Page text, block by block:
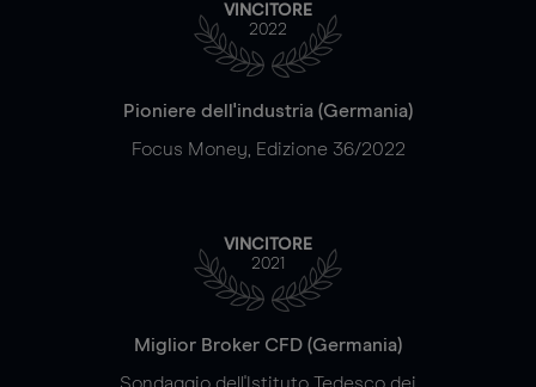
VINCITORE
2022
Pioniere dell'industria (Germania)
Focus Money, Edizione 36/2022
VINCITORE
2021
Miglior Broker CFD (Germania)
Sondaggio dell'Istituto Tedesco dei